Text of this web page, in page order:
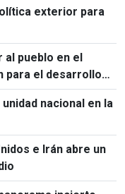
exterior para
al pueblo en el
para el desarrollo
nacional en la
e Irán abre un